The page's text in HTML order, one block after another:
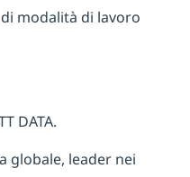
modalità di lavoro
DATA.
globale, leader nei